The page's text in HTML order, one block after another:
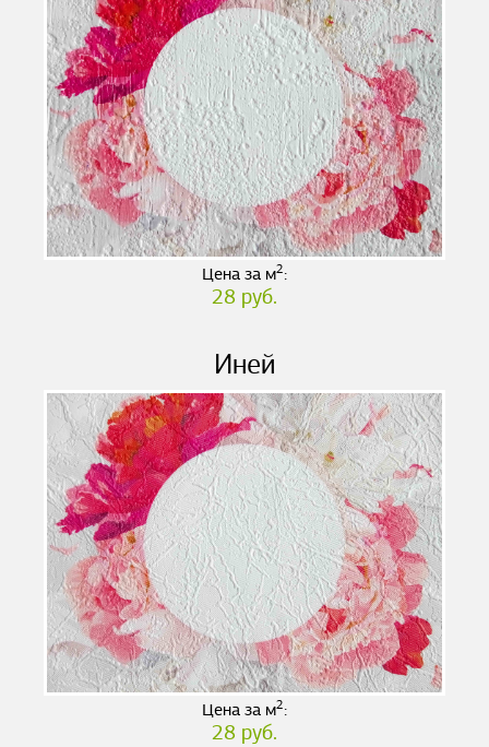
Цена за м2:
28 руб.
Иней
Цена за м2:
28 руб.